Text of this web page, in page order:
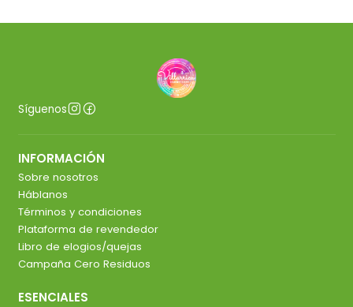
Síguenos
INFORMACIÓN
Sobre nosotros
Háblanos
Términos y condiciones
Plataforma de revendedor
Libro de elogios/quejas
Campaña Cero Residuos
ESENCIALES